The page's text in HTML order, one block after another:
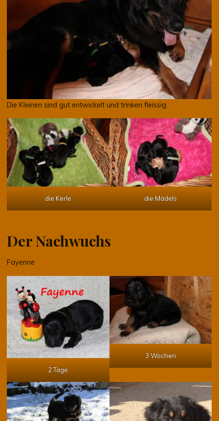
Die Kleinen sind gut entwickelt und trinken fleissig.
die Kerle die Mädels
Der Nachwuchs
Fayenne
2 Tage
3 Wochen